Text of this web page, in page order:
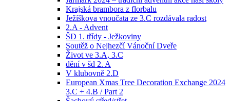
Krajská brambora z florbalu
Ježíškova vnoučata ze 3.C rozdávala radost
2.A - Advent
ŠD 1. třídy - Ježkoviny
Soutěž o Nejhezčí Vánoční Dveře
Život ve 3.A, 3.C
dění v šd 2. A
V klubovně 2.D
European Xmas Tree Decoration Exchange 2024
3.C + 4.B / Part 2